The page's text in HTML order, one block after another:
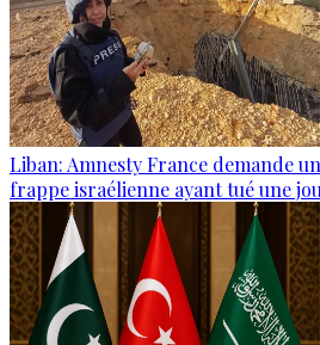
Liban: Amnesty France demande
frappe israélienne ayant tué une